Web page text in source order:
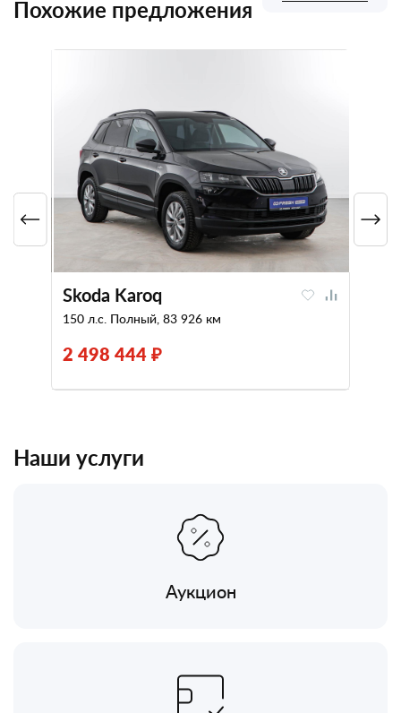
Похожие предложения
Skoda Karoq
150 л.с. Полный, 83 926 км
2 498 444 ₽
Наши услуги
Аукцион